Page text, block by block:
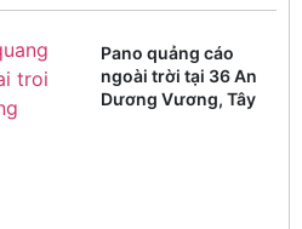
Pano quảng cáo
ngoài trời tại 36 An
Dương Vương, Tây